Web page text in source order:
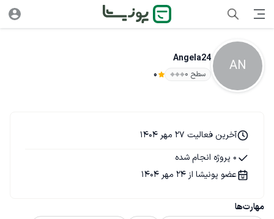
AN
Angela24
سطح ۰ 0
مهارت‌ها
آخرین فعالیت 27 مهر 1404
0 پروژه انجام شده
عضو پونیشا از 24 مهر 1404